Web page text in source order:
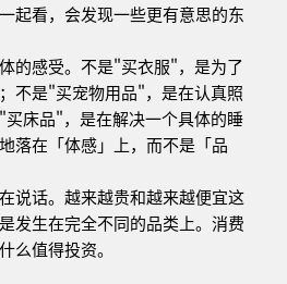
起看，会发现一些更有意思的东
的感受。不是"买衣服"，是为了
不是"买宠物用品"，是在认真照
床品"，是在解决一个具体的睡
落在「体感」上，而不是「品
说话。越来越贵和越来越便宜这
发生在完全不同的品类上。消费
么值得投资。